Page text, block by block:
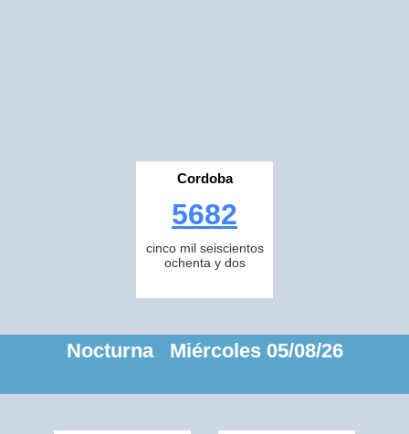
Cordoba
5682
cinco mil seiscientos
ochenta y dos
Nocturna Miércoles 05/08/26